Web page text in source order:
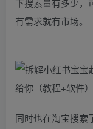
下搜素量有多少，
有需求就有市场。
同时也在淘宝搜索